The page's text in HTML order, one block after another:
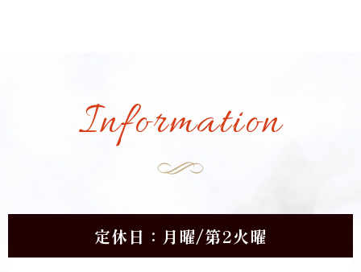
Information
定休日：月曜/第2火曜